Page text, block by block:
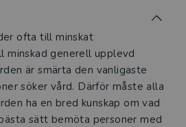
ofta till minskat
minskad generell upplevd
är smärta den vanligaste
söker vård. Därför måste alla
ha en bred kunskap om vad
sätt bemöta personer med